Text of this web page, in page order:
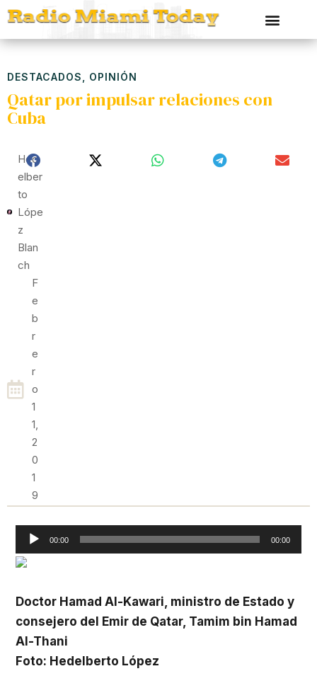
DESTACADOS OPINIÓN
Qatar por impulsar relaciones con
Cuba
Hed
Elber
To
Lópe
Z
Blan
Ch
F
E
B
R
E
R
O
1
1,
2
0
1
9
Reproductor
de
00:00 00:00
Doctor Hamad Al-Kawari, ministro de Estado y
consejero del Emir de Qatar, Tamim bin Hamad
Al-Thani
Foto: Hedelberto López